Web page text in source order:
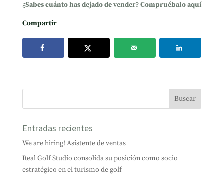
¿Sabes cuánto has dejado de vender? Compruébalo aquí
Compartir
Entradas recientes
We are hiring! Asistente de ventas
Real Golf Studio consolida su posición como socio
estratégico en el turismo de golf